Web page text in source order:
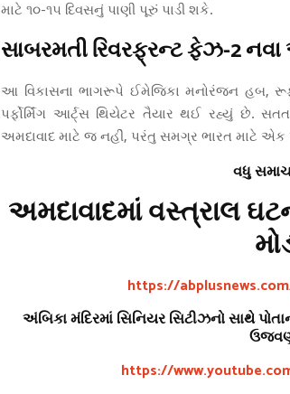
માટે ૧૦-૧૫ દિવસનું પાણી પૂરું પાડી શકે.
સાબરમતી રિવરફ્રન્ટ ફેઝ-2
આ વિકાસના ભાગરૂપે ઈમેજિકા મનોરંજન હબ,
પર્ફોર્મિંગ આર્ટ્સ થિયેટર તૈયાર થઈ રહ્યું છે.
અમદાવાદ માટે જ નહીં, પરંતુ સમગ્ર ભારત માટે એક
વધુ
અમદાવાદમાં વસ્ત્રાલ
https://
અંબિકા મંદિરમાં સિનિયર સિટીઝનો સાથે
https://